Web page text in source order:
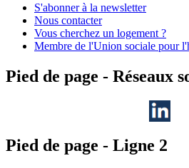
S'abonner à la newsletter
Nous contacter
Vous cherchez un logement ?
Membre de l'Union sociale pour
Pied de page - Réseaux
Pied de page - Ligne 2